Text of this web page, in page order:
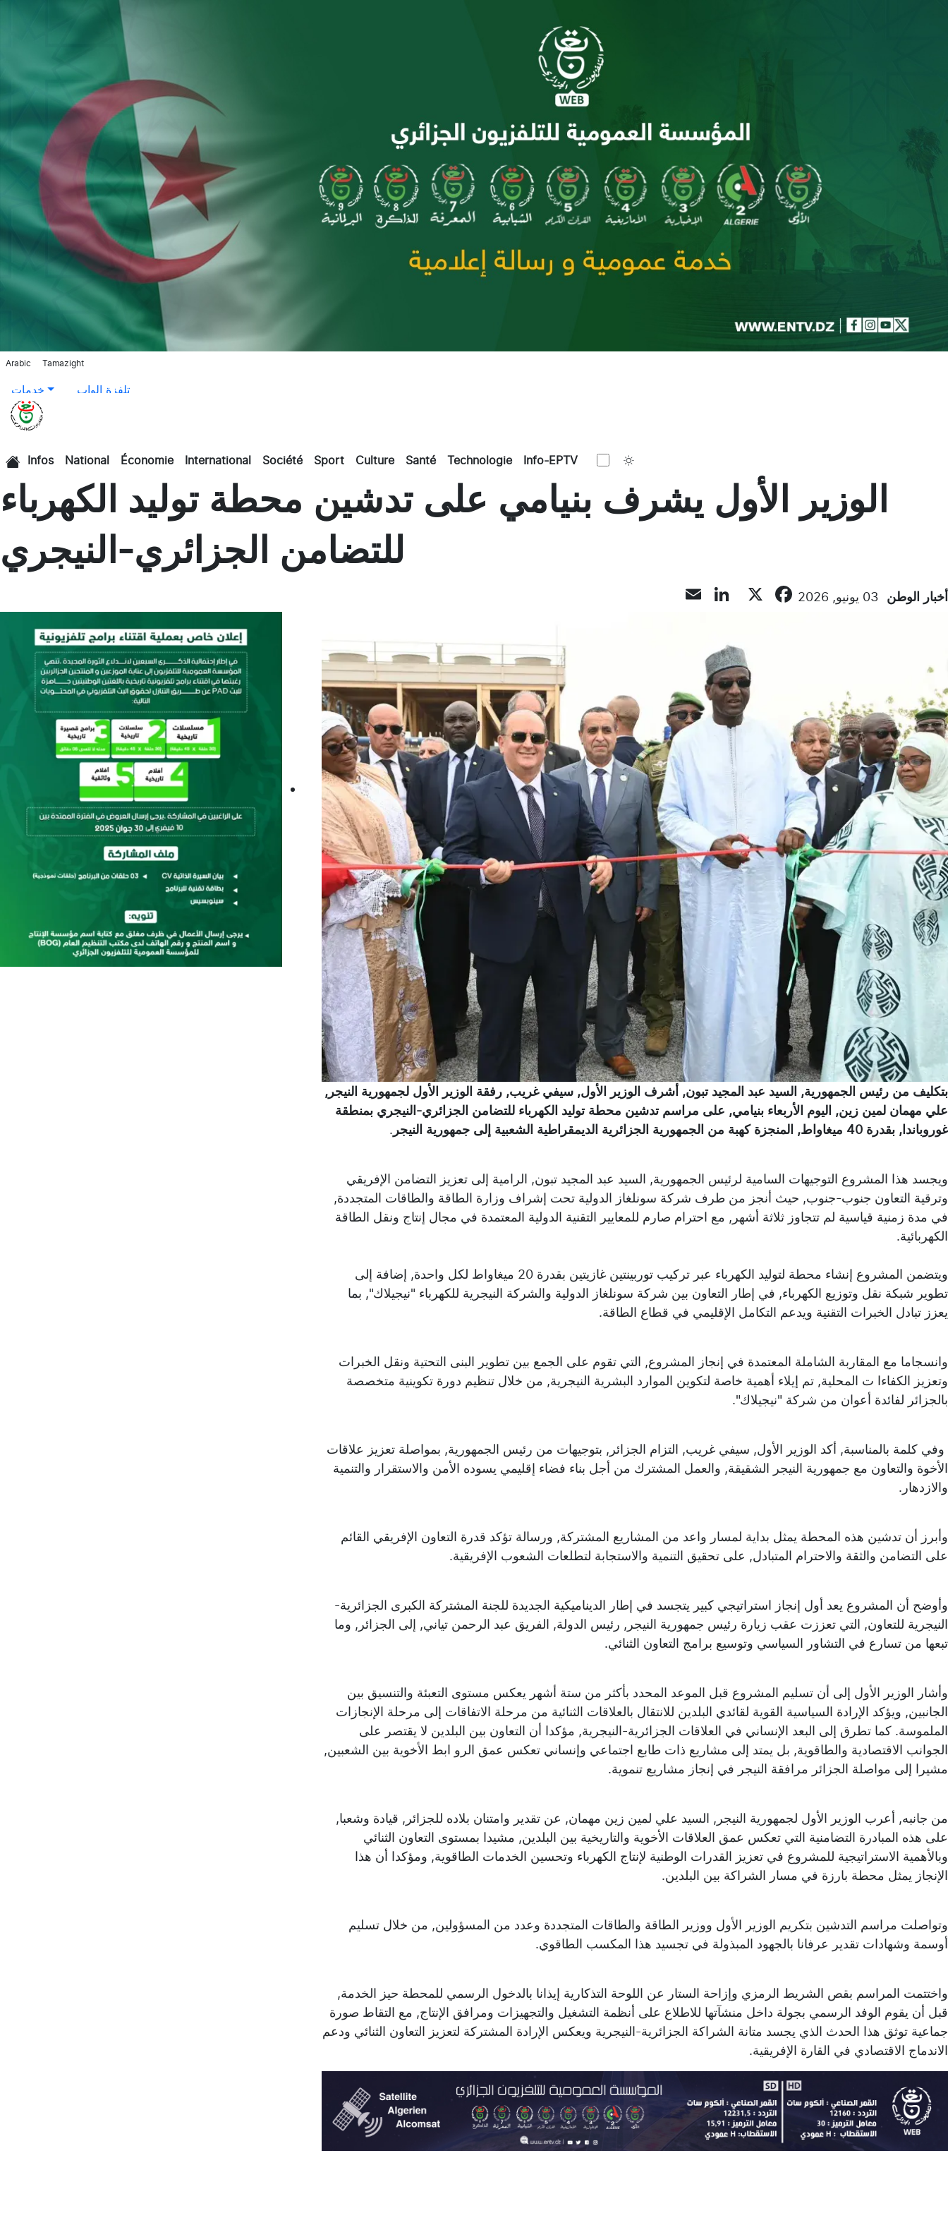
Aller au contenu principal
Arabic Tamazight
خدمات تلفزة الواب
الرئيسية
Infos National Économie International Société Sport Culture Santé Technologie Info-EPTV
الوزير الأول يشرف بنيامي على تدشين محطة توليد الكهرباء
للتضامن الجزائري-النيجري
أخبار الوطن 03 يونيو, 2026 Facebook
LinkedIn
بتكليف من رئيس الجمهورية, السيد عبد المجيد تبون, أشرف الوزير الأول, سيفي غريب, رفقة الوزير الأول لجمهورية النيجر,
علي مهمان لمين زين, اليوم الأربعاء بنيامي, على مراسم تدشين محطة توليد الكهرباء للتضامن الجزائري-النيجري بمنطقة
غوروباندا, بقدرة 40 ميغاواط, المنجزة كهبة من الجمهورية الجزائرية الديمقراطية الشعبية إلى جمهورية النيجر
.
ويجسد هذا المشروع التوجيهات السامية لرئيس الجمهورية, السيد عبد المجيد تبون, الرامية إلى تعزيز التضامن الإفريقي
وترقية التعاون جنوب-جنوب, حيث أنجز من طرف شركة سونلغاز الدولية تحت إشراف وزارة الطاقة والطاقات المتجددة,
في مدة زمنية قياسية لم تتجاوز ثلاثة أشهر, مع احترام صارم للمعايير التقنية الدولية المعتمدة في مجال إنتاج ونقل الطاقة
الكهربائية.
ويتضمن المشروع إنشاء محطة لتوليد الكهرباء عبر تركيب توربينتين غازيتين بقدرة 20 ميغاواط لكل واحدة, إضافة إلى
تطوير شبكة نقل وتوزيع الكهرباء, في إطار التعاون بين شركة سونلغاز الدولية والشركة النيجرية للكهرباء "نيجيلاك", بما
يعزز تبادل الخبرات التقنية ويدعم التكامل الإقليمي في قطاع الطاقة.
وانسجاما مع المقاربة الشاملة المعتمدة في إنجاز المشروع, التي تقوم على الجمع بين تطوير البنى التحتية ونقل الخبرات
وتعزيز الكفاءا ت المحلية, تم إيلاء أهمية خاصة لتكوين الموارد البشرية النيجرية, من خلال تنظيم دورة تكوينية متخصصة
بالجزائر لفائدة أعوان من شركة "نيجيلاك".
وفي كلمة بالمناسبة, أكد الوزير الأول, سيفي غريب, التزام الجزائر, بتوجيهات من رئيس الجمهورية, بمواصلة تعزيز علاقات
الأخوة والتعاون مع جمهورية النيجر الشقيقة, والعمل المشترك من أجل بناء فضاء إقليمي يسوده الأمن والاستقرار والتنمية
والازدهار.
وأبرز أن تدشين هذه المحطة يمثل بداية لمسار واعد من المشاريع المشتركة, ورسالة تؤكد قدرة التعاون الإفريقي القائم
على التضامن والثقة والاحترام المتبادل, على تحقيق التنمية والاستجابة لتطلعات الشعوب الإفريقية.
وأوضح أن المشروع يعد أول إنجاز استراتيجي كبير يتجسد في إطار الديناميكية الجديدة للجنة المشتركة الكبرى الجزائرية-
النيجرية للتعاون, التي تعززت عقب زيارة رئيس جمهورية النيجر, رئيس الدولة, الفريق عبد الرحمن تياني, إلى الجزائر, وما
تبعها من تسارع في التشاور السياسي وتوسيع برامج التعاون الثنائي.
وأشار الوزير الأول إلى أن تسليم المشروع قبل الموعد المحدد بأكثر من ستة أشهر يعكس مستوى التعبئة والتنسيق بين
الجانبين, ويؤكد الإرادة السياسية القوية لقائدي البلدين للانتقال بالعلاقات الثنائية من مرحلة الاتفاقات إلى مرحلة الإنجازات
الملموسة. كما تطرق إلى البعد الإنساني في العلاقات الجزائرية-النيجرية, مؤكدا أن التعاون بين البلدين لا يقتصر على
الجوانب الاقتصادية والطاقوية, بل يمتد إلى مشاريع ذات طابع اجتماعي وإنساني تعكس عمق الرو ابط الأخوية بين الشعبين,
مشيرا إلى مواصلة الجزائر مرافقة النيجر في إنجاز مشاريع تنموية.
من جانبه, أعرب الوزير الأول لجمهورية النيجر, السيد علي لمين زين مهمان, عن تقدير وامتنان بلاده للجزائر, قيادة وشعبا,
على هذه المبادرة التضامنية التي تعكس عمق العلاقات الأخوية والتاريخية بين البلدين, مشيدا بمستوى التعاون الثنائي
وبالأهمية الاستراتيجية للمشروع في تعزيز القدرات الوطنية لإنتاج الكهرباء وتحسين الخدمات الطاقوية, ومؤكدا أن هذا
الإنجاز يمثل محطة بارزة في مسار الشراكة بين البلدين.
وتواصلت مراسم التدشين بتكريم الوزير الأول ووزير الطاقة والطاقات المتجددة وعدد من المسؤولين, من خلال تسليم
أوسمة وشهادات تقدير عرفانا بالجهود المبذولة في تجسيد هذا المكسب الطاقوي.
واختتمت المراسم بقص الشريط الرمزي وإزاحة الستار عن اللوحة التذكارية إيذانا بالدخول الرسمي للمحطة حيز الخدمة,
قبل أن يقوم الوفد الرسمي بجولة داخل منشآتها للاطلاع على أنظمة التشغيل والتجهيزات ومرافق الإنتاج, مع التقاط صورة
جماعية توثق هذا الحدث الذي يجسد متانة الشراكة الجزائرية-النيجرية ويعكس الإرادة المشتركة لتعزيز التعاون الثنائي ودعم
الاندماج الاقتصادي في القارة الإفريقية.